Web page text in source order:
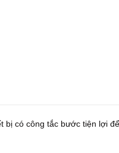
bị có công tắc bước tiện lợi